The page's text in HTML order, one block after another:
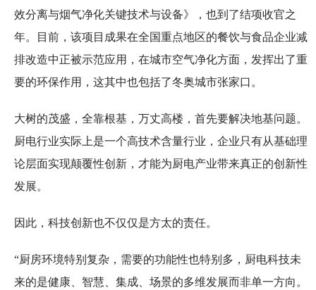
效分离与烟气净化关键技术与设备》，也到了结项收官之
年。目前，该项目成果在全国重点地区的餐饮与食品企业减
排改造中正被示范应用，在城市空气净化方面，发挥出了重
要的环保作用，这其中也包括了冬奥城市张家口。
大树的茂盛，全靠根基，万丈高楼，首先要解决地基问题。
厨电行业实际上是一个高技术含量行业，企业只有从基础理
论层面实现颠覆性创新，才能为厨电产业带来真正的创新性
发展。
因此，科技创新也不仅仅是方太的责任。
“厨房环境特别复杂，需要的功能性也特别多，厨电科技未
来的是健康、智慧、集成、场景的多维发展而非单一方向。